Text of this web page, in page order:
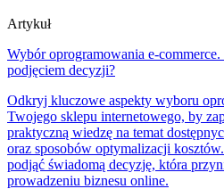
Artykuł
Wybór oprogramowania e-
podjęciem decyzji?
Odkryj kluczowe aspekty wyboru
Twojego sklepu internetowego, by
praktyczną wiedzę na temat
oraz sposobów optymalizacji
podjąć świadomą decyzję, która
prowadzeniu biznesu online.